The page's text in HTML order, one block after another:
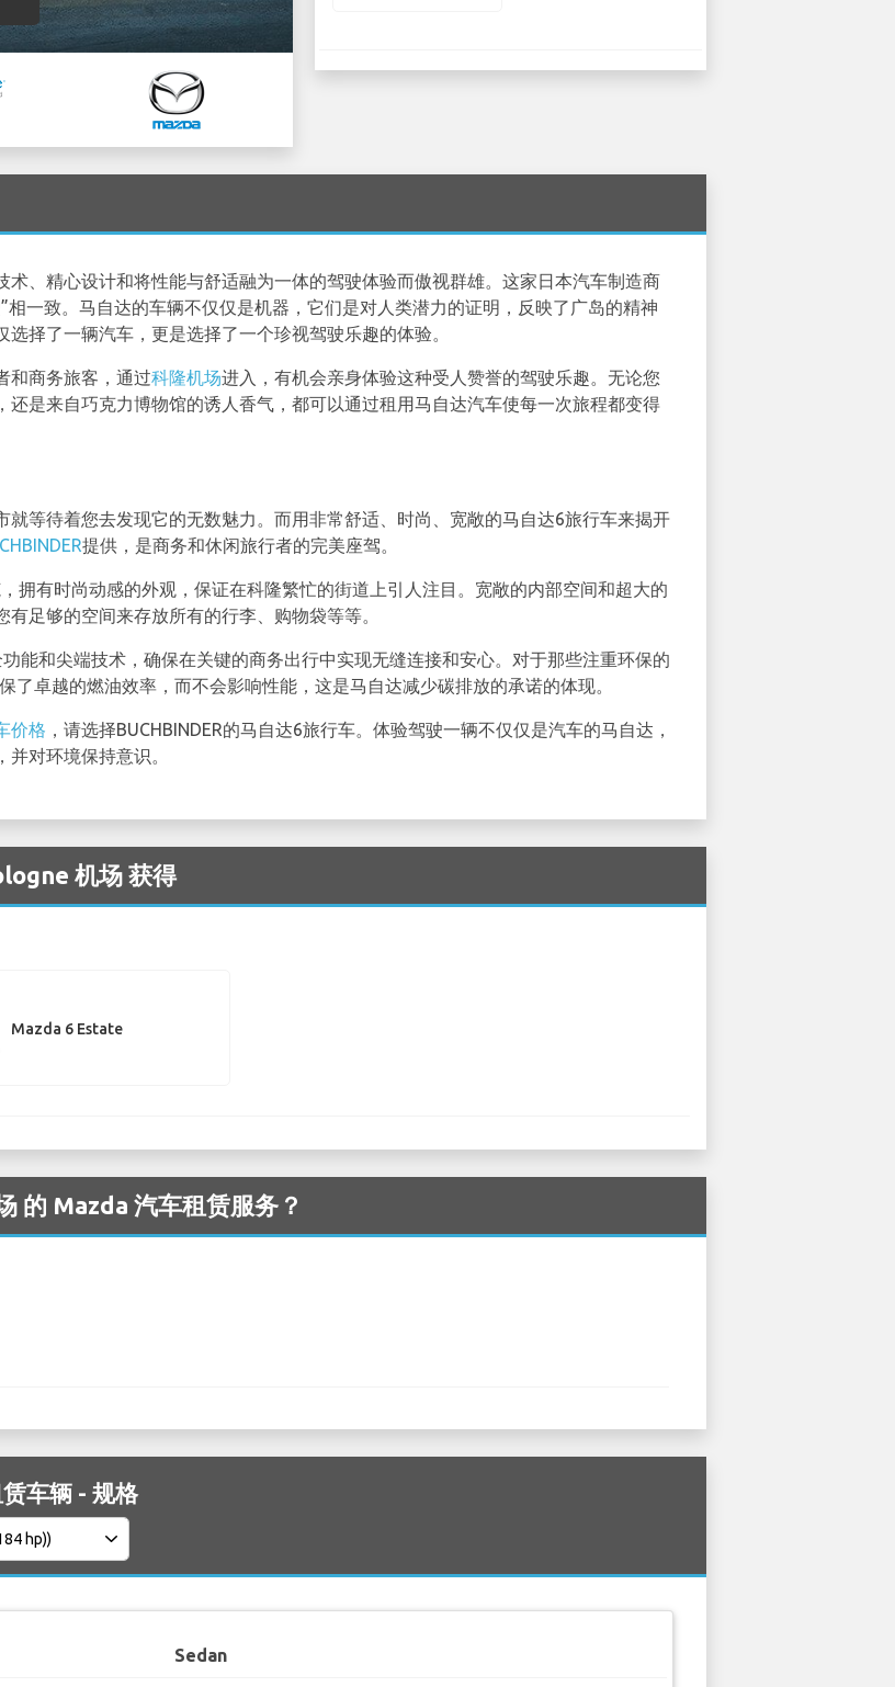
、精心设计和将性能与舒适融为一体的驾驶体验而傲视群雄。这家日本汽车制造商
一致。马自达的车辆不仅仅是机器，它们是对人类潜力的证明，反映了广岛的精神
择了一辆汽车，更是选择了一个珍视驾驶乐趣的体验。
和商务旅客，通过科隆机场进入，有机会亲身体验这种受人赞誉的驾驶乐趣。无论您
是来自巧克力博物馆的诱人香气，都可以通过租用马自达汽车使每一次旅程都变得
就等待着您去发现它的无数魅力。而用非常舒适、时尚、宽敞的马自达6旅行车来揭开
提供，是商务和休闲旅行者的完美座驾。
拥有时尚动感的外观，保证在科隆繁忙的街道上引人注目。宽敞的内部空间和超大的
足够的空间来存放所有的行李、购物袋等等。
能和尖端技术，确保在关键的商务出行中实现无缝连接和安心。对于那些注重环保的
了卓越的燃油效率，而不会影响性能，这是马自达减少碳排放的承诺的体现。
价格 ，请选择BUCHBINDER的马自达6旅行车。体验驾驶一辆不仅仅是汽车的马自达，
对环境保持意识。
机场 获得
Mazda 6 Estate
的 Mazda 汽车租赁服务？
车辆 - 规格
Sedan